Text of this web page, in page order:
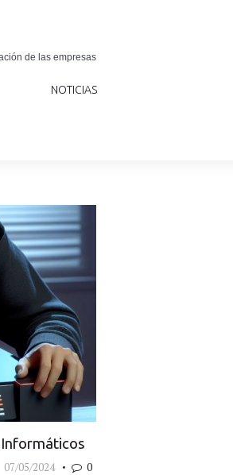
de las empresas
NOTICIAS
07/05/2024 0